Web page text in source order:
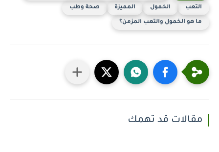
التعب الخمول المميزة صحة وطب
ما هو الخمول والتعب المزمن؟
مقالات قد تهمك